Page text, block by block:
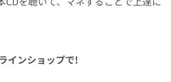
インショップで!